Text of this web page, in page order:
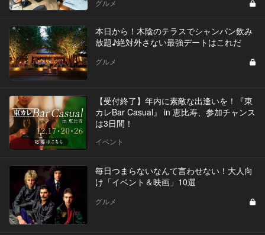
グルメ
本日から！木陰のテラスでシャンパン飲み
放題♪絶対外さない最強デートはこれだ
グルメ
【受付終了】年内に素敵な出逢いを！『東
カレBar Casual』 in 恵比寿、参加チャンス
は3日間！
イベント
毎日つまらないなんて言わせない！大人向
け「イベント＆映画」10選
グルメ